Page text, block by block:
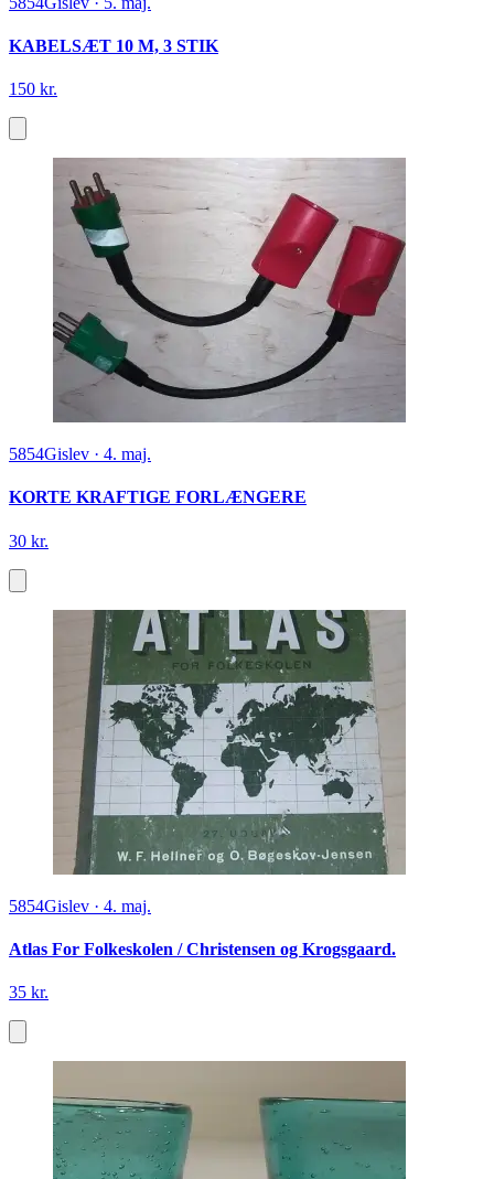
KABELSÆT 10 M, 3 STIK
150 kr.
5854Gislev · 4. maj.
KORTE KRAFTIGE FORLÆNGERE
30 kr.
5854Gislev · 4. maj.
Atlas For Folkeskolen / Christensen og Krogsgaard.
35 kr.